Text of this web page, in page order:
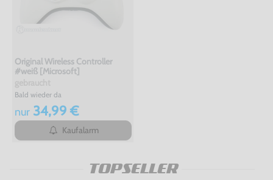
Original Wireless Controller
#weiß [Microsoft]
Bald wieder da
nur34,99 €
Kaufalarm
TOPSELLER